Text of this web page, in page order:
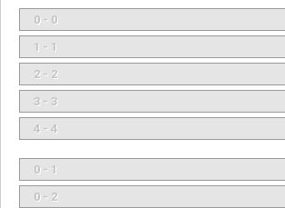
0 - 0
1 - 1
2 - 2
3 - 3
4 - 4
0 - 1
0 - 2